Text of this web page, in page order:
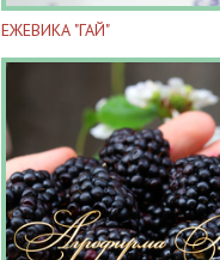
ЕЖЕВИКА "ГАЙ"